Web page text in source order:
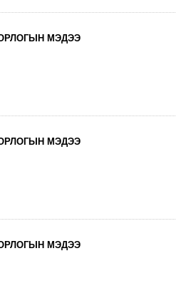
МЭДЭЭ
МЭДЭЭ
МЭДЭЭ